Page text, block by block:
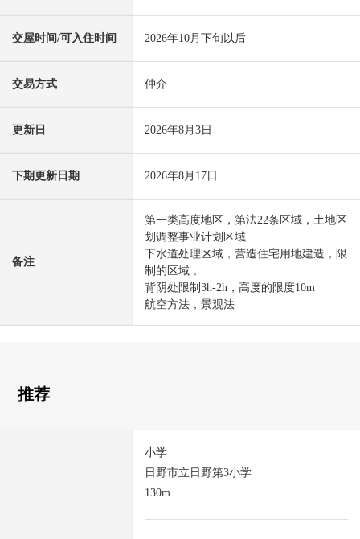
交屋时间/可入住时间 2026年10月下旬以后
交易方式 仲介
更新日 2026年8月3日
下期更新日期 2026年8月17日
备注
第一类高度地区，第法22条区域，土地区
划调整事业计划区域
下水道处理区域，营造住宅用地建造，限
制的区域，
背阴处限制3h-2h，高度的限度10m
航空方法，景观法
推荐
小学
日野市立日野第3小学
130m